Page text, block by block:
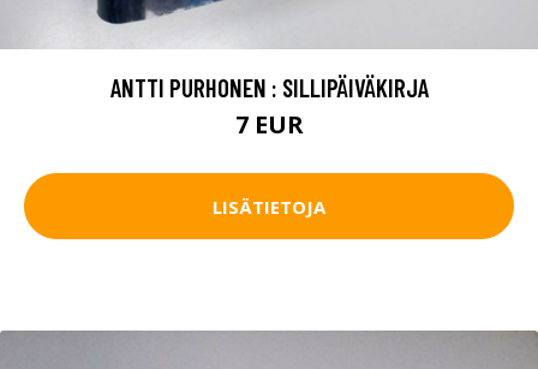
ANTTI PURHONEN : SILLIPÄIVÄKIRJA
7 EUR
LISÄTIETOJA